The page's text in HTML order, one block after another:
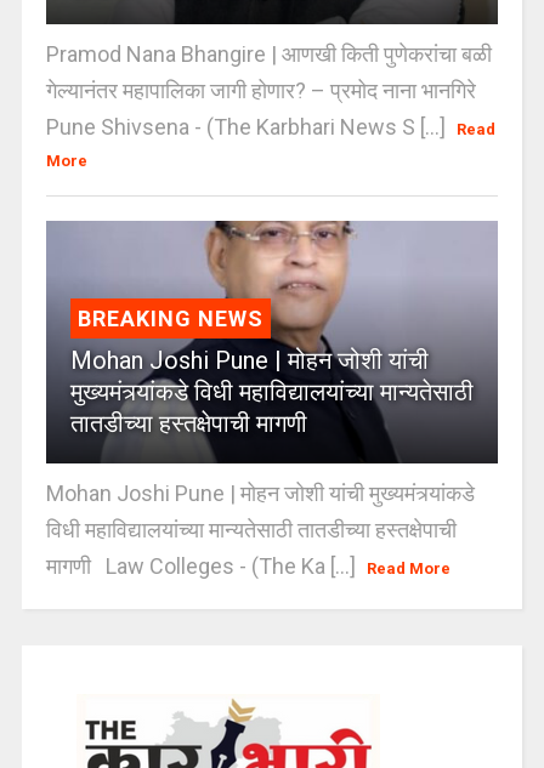
Pramod Nana Bhangire | आणखी किती पुणेकरांचा बळी
गेल्यानंतर महापालिका जागी होणार? – प्रमोद नाना भानगिरे
Pune Shivsena - (The Karbhari News S [...]
Read
More
BREAKING NEWS
Mohan Joshi Pune | मोहन जोशी यांची
मुख्यमंत्र्यांकडे विधी महाविद्यालयांच्या मान्यतेसाठी
तातडीच्या हस्तक्षेपाची मागणी
Mohan Joshi Pune | मोहन जोशी यांची मुख्यमंत्र्यांकडे
विधी महाविद्यालयांच्या मान्यतेसाठी तातडीच्या हस्तक्षेपाची
मागणी Law Colleges - (The Ka [...]
Read More